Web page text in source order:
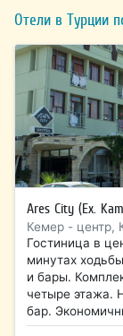
Отели в Турции
Ares City (Ex.
Кемер - центр,
Гостиница в
минутах
и бары.
четыре этажа.
бар.